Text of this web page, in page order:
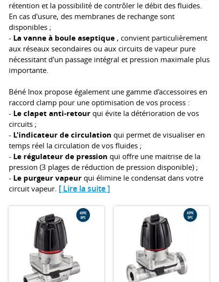
rétention et la possibilité de contrôler le débit des fluides.
En cas d'usure, des membranes de rechange sont
disponibles ;
- La vanne à boule aseptique, convient particulièrement
aux réseaux secondaires ou aux circuits de vapeur pure
nécessitant d'un passage intégral et pression maximale plus
importante.
Béné Inox propose également une gamme d'accessoires en
raccord clamp pour une optimisation de vos process :
- Le clapet anti-retourqui évite la détérioration de vos
circuits ;
- L'indicateur de circulation qui permet de visualiser en
temps réel la circulation de vos fluides ;
- Le régulateur de pression qui offre une maitrise de la
pression (3 plages de réduction de pression disponible) ;
- Le purgeur vapeurqui élimine le condensat dans votre
circuit vapeur. [ Lire la suite ]